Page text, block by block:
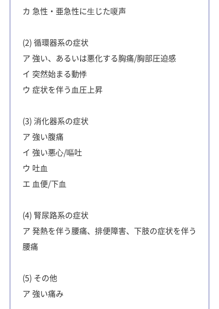
カ 急性・亜急性に⽣じた嗄声
(2) 循環器系の症状
ア 強い、あるいは悪化する胸痛/胸部圧迫感
イ 突然始まる動悸
ウ 症状を伴う⾎圧上昇
(3) 消化器系の症状
ア 強い腹痛
イ 強い悪⼼/嘔吐
ウ 吐⾎
エ ⾎便/下⾎
(4) 腎尿路系の症状
ア 発熱を伴う腰痛、排便障害、下肢の症状を伴う
腰痛
(5) その他
ア 強い痛み